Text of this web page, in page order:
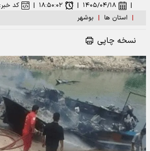
| استان ها | بوشهر
| ۱۴۰۵/۰۴/۱۸ | ۱۸:۵۰:۰۲ | کد خبر:
نسخه چاپی